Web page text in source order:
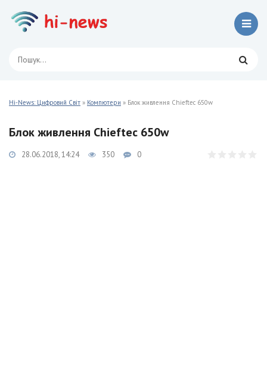
Hi-News: Цифровий Світ » Компютери » Блок живлення Chieftec 650w
Блок живлення Chieftec 650w
28.06.2018, 14:24 350 0